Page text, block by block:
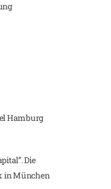
Hamburg
Die
in München